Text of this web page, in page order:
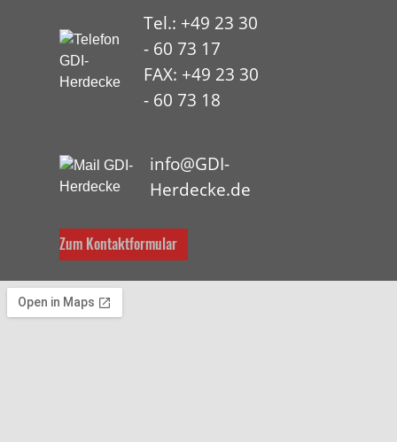
Tel.: +49 23 30
- 60 73 17
FAX: +49 23 30
- 60 73 18
info@GDI-
Herdecke.de
Zum Kontaktformular